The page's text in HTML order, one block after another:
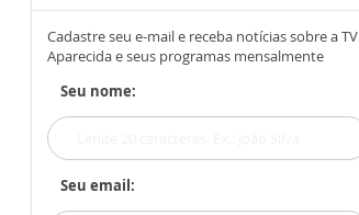
Cadastre seu e-mail e receba notícias sobre a TV
Aparecida e seus programas mensalmente
Seu nome:
Seu email: